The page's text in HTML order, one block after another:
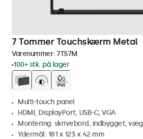
7 Tommer Touchskærm Metal
Varenummer: 7TS7M
100+ stk. på lager
Multi-touch panel
HDMI, DisplayPort, USB-C, VGA
Montering: skrivebord, indbygget, væg
Ydermål: 181 x 123 x 42 mm